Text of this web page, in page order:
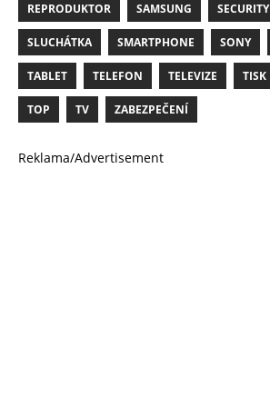
REPRODUKTOR SAMSUNG SECURITY
SLUCHÁTKA SMARTPHONE SONY
TABLET TELEFON TELEVIZE TISK
TOP TV ZABEZPEČENÍ
Reklama/Advertisement